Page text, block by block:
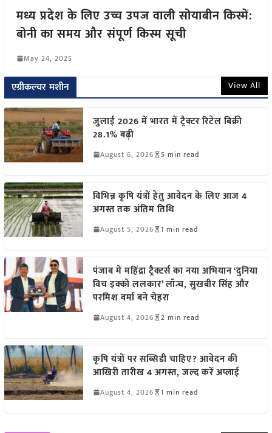
मध्य प्रदेश के लिए उच्च उपज वाली सोयाबीन किस्में:
बोनी का समय और संपूर्ण किस्म सूची
May 24, 2025
एग्रीकल्चर मशीन View All
जुलाई 2026 में भारत में ट्रैक्टर रिटेल बिक्री
28.1% बढ़ी
August 6, 2026 5 min read
विभिन्न कृषि यंत्रों हेतु आवेदन के लिए आज 4
अगस्त तक अंतिम तिथि
August 5, 2026 1 min read
पंजाब में महिंद्रा ट्रैक्टर्स का नया अभियान ‘दुनिया
विच इक्को ललकार’ लॉन्च, सुखबीर सिंह और
परमिश वर्मा बने चेहरा
August 4, 2026 2 min read
कृषि यंत्रों पर सब्सिडी चाहिए? आवेदन की
आखिरी तारीख 4 अगस्त, जल्द करें अप्लाई
August 4, 2026 1 min read